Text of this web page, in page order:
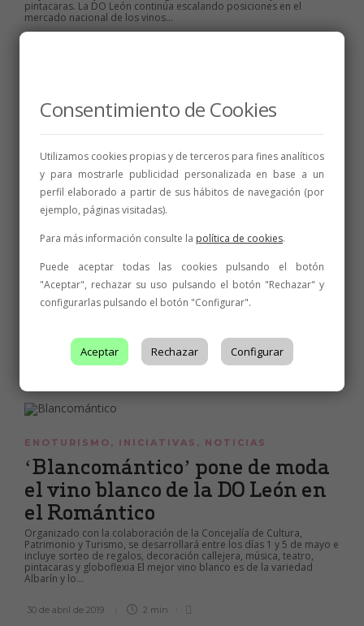
pintacaras. La DO León continúa escalando posiciones en el
mercado nacional de los vinos...
ENOTURISMO FERIAS Y CONVENCIONES
INICIATIVAS ,NOTICIAS ,VINICULTURA
La Denominación de Origen
León se sumará el próximo
sábado por primera vez al Día
Movimiento Vino
A las 13.30 horas miles de personas alzarán sus copas desde
distintos puntos del país para participar en un brindis simultáneo y
colectivo. En Valencia de Don Juan la actividad se desarrollará a
partir de las 12.00 horas, en la Plaza Mayor, con música y...
8 de mayo de 2019 2 min
ENOTURISMO , INICIATIVAS , NOTICIAS
‘Blancomántico’ pone de moda
el vino blanco de la DO León en
el Romántico
Organizado con la colaboración de la Concejalía de Cultura,
Patrimonio y Turismo, se desarrollará entre los días 1 y 5 de mayo e
incluye sorteo de regalos, decoración callejera, música, teatro,
pintacaras y globoflexia El mejor vino blanco es de la variedad
Albarín y lo...
30 de abril de 2019 2 min
Consentimiento de Cookies
Utilizamos cookies propias y de terceros para fines analíticos
y para mostrarle publicidad personalizada en base a un
perfil elaborado a partir de sus hábitos de navegación (por
ejemplo, páginas visitadas).
Para más información consulte la política de cookies.
Puede aceptar todas las cookies pulsando el botón
"Aceptar", rechazar su uso pulsando el botón "Rechazar" y
configurarlas pulsando el botón "Configurar".
Aceptar Rechazar Configurar